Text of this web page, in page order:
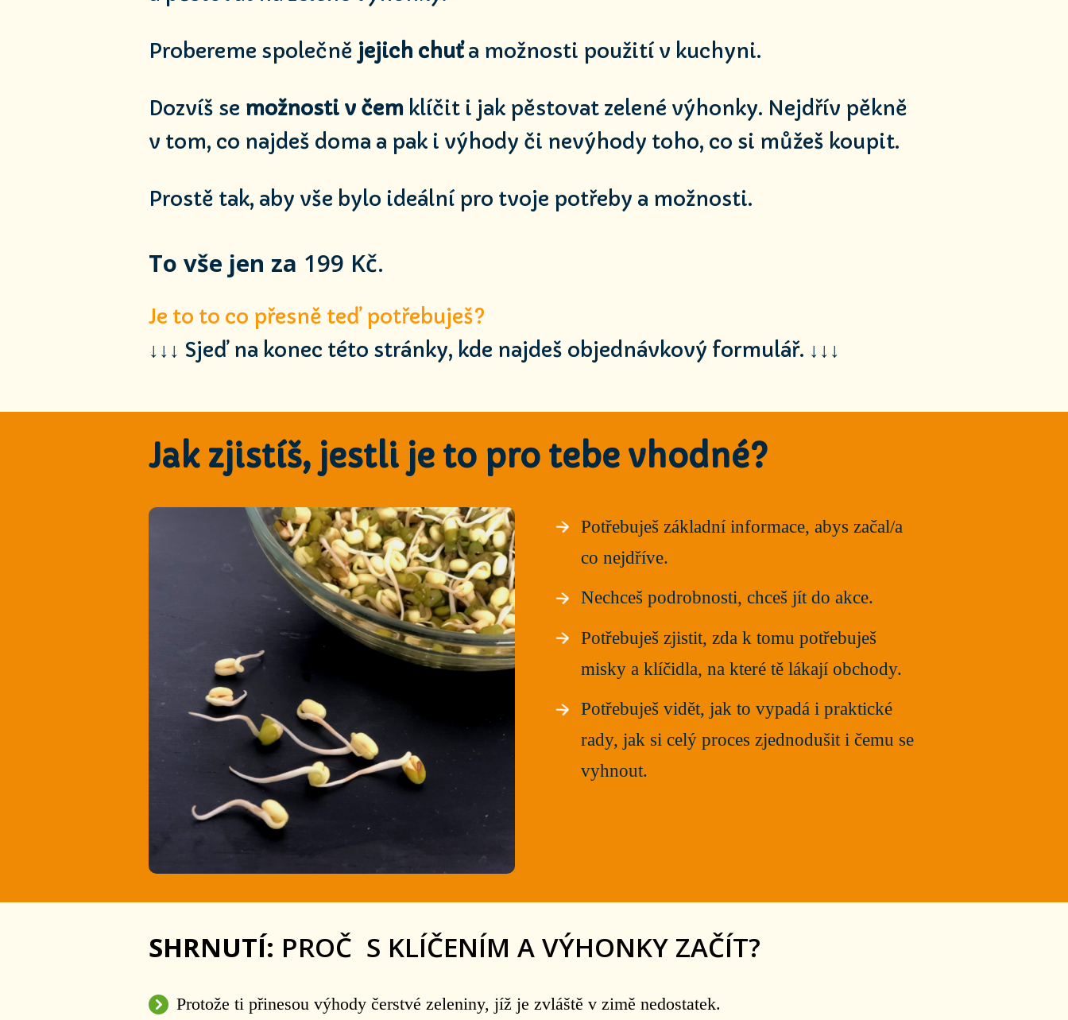
Probereme společně jejich chuťa možnosti použití v kuchyni.
Dozvíš se možnosti v čem klíčit i jak pěstovat zelené výhonky. Nejdřív pěkně
v tom, co najdeš doma a pak i výhody či nevýhody toho, co si můžeš koupit.
Prostě tak, aby vše bylo ideální pro tvoje potřeby a možnosti.
To vše jen za 199 Kč.
Je to to co přesně teď potřebuješ?
↓↓↓ Sjeď na konec této stránky, kde najdeš objednávkový formulář. ↓↓↓
Jak zjistíš, jestli je to pro tebe vhodné?
Potřebuješ základní informace, abys začal/a
co nejdříve.
Nechceš podrobnosti, chceš jít do akce.
Potřebuješ zjistit, zda k tomu potřebuješ
misky a klíčidla, na které tě lákají obchody.
Potřebuješ vidět, jak to vypadá i praktické
rady, jak si celý proces zjednodušit i čemu se
vyhnout.
SHRNUTÍ: PROČ S KLÍČENÍM A VÝHONKY ZAČÍT?
Protože ti přinesou výhody čerstvé zeleniny, jíž je zvláště v zimě nedostatek.